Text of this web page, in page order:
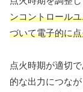
ンコントロール
づいて電子的に
点火時期が適切
的な出力につな